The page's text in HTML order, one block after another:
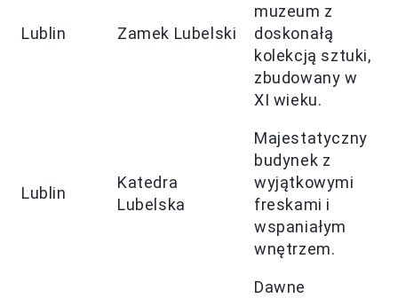
Lublin Zamek Lubelski
muzeum z
doskonałą
kolekcją sztuki,
zbudowany w
XI wieku.
Lublin
Katedra
Lubelska
Majestatyczny
budynek z
wyjątkowymi
freskami i
wspaniałym
wnętrzem.
Dawne